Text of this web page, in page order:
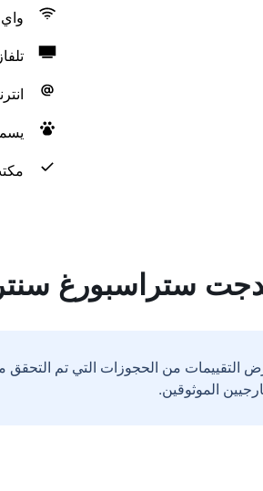
تلفاز
ستراسبورغ
التقييمات من الحجوزات التي تم